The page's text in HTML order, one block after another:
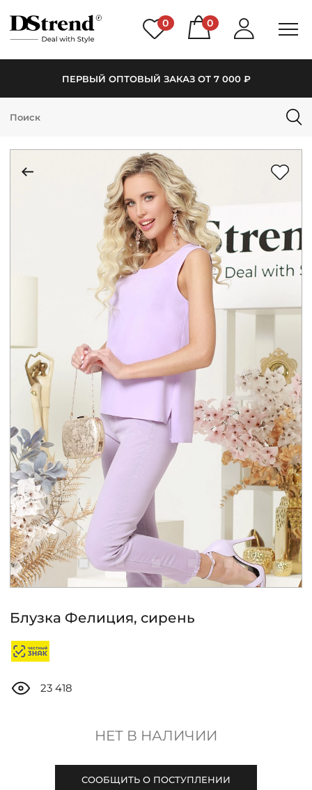
0 0
ПЕРВЫЙ ОПТОВЫЙ ЗАКАЗ ОТ 7 000 ₽
КАТАЛОГ
НОВИНКИ
РАСПРОДАЖА
ЖУРНАЛ
О НАС
СКИДКИ
ЧАСТО ЗАДАВАЕМЫЕ ВОПРОСЫ
ОПТОВЫМ ПОКУПАТЕЛЯМ
РОЗНИЧНЫМ ПОКУПАТЕЛЯМ
ДОСТАВКА
Блузка Фелиция, сирень
23 418
НЕТ В НАЛИЧИИ
СООБЩИТЬ О ПОСТУПЛЕНИИ